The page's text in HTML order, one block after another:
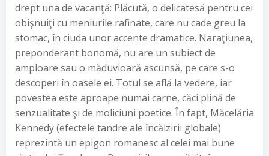
drept una de vacanţă: Plăcută, o delicatesă pentru cei
obişnuiţi cu meniurile rafinate, care nu cade greu la
stomac, în ciuda unor accente dramatice. Naraţiunea,
preponderant bonomă, nu are un subiect de
amploare sau o măduvioară ascunsă, pe care s-o
descoperi în oasele ei. Totul se află la vedere, iar
povestea este aproape numai carne, căci plină de
senzualitate şi de moliciuni poetice. În fapt, Măcelăria
Kennedy (efectele tandre ale încălzirii globale)
reprezintă un epigon romanesc al celei mai bune